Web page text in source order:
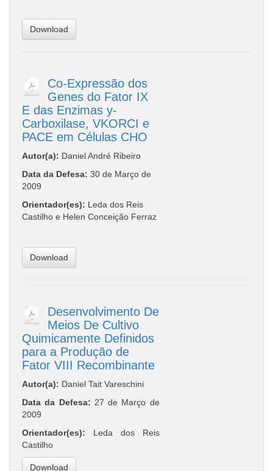
Download
Co-Expressão dos
Genes do Fator IX
E das Enzimas y-
Carboxilase, VKORCI e
PACE em Células CHO
Autor(a): Daniel André Ribeiro
Data da Defesa: 30 de Março de
2009
Orientador(es): Leda dos Reis
Castilho e Helen Conceição Ferraz
Download
Desenvolvimento De
Meios De Cultivo
Quimicamente Definidos
para a Produção de
Fator VIII Recombinante
Autor(a): Daniel Tait Vareschini
Data da Defesa: 27 de Março de
2009
Orientador(es): Leda dos Reis
Castilho
Download